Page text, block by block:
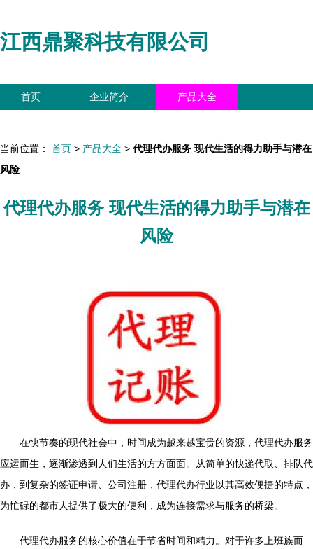
江西鼎聚科技有限公司
首页 企业简介 产品大全
当前位置： 首页 > 产品大全 > 代理代办服务 现代生活的得力助手与潜在
风险
代理代办服务 现代生活的得力助手与潜在
风险
在快节奏的现代社会中，时间成为越来越宝贵的资源，代理代办服务
应运而生，逐渐渗透到人们生活的方方面面。从简单的快递代取、排队代
办，到复杂的签证申请、公司注册，代理代办行业以其高效便捷的特点，
为忙碌的都市人提供了极大的便利，成为连接需求与服务的桥梁。
代理代办服务的核心价值在于节省时间和精力。对于许多上班族而